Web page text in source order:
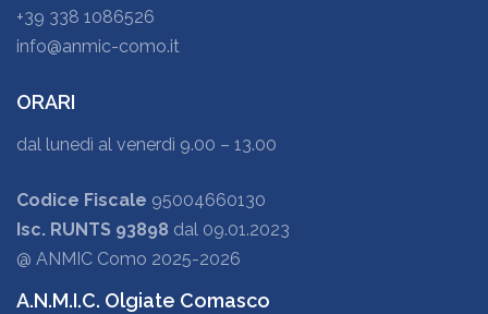
+39 338 1086526
info@anmic-como.it
ORARI
dal lunedì al venerdì 9.00 – 13.00
Codice Fiscale 95004660130
Isc. RUNTS 93898 dal 09.01.2023
@ ANMIC Como 2025-2026
A.N.M.I.C. Olgiate Comasco